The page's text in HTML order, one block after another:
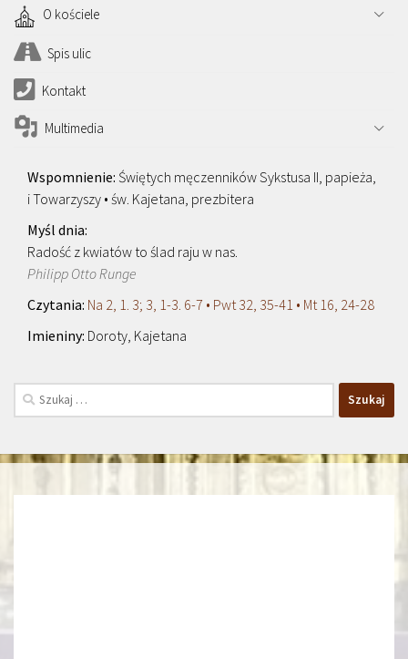
O kościele
Spis ulic
Kontakt
Multimedia
Świętych męczenników Sykstusa II, papieża,
i Towarzyszy • św. Kajetana, prezbitera
Radość z kwiatów to ślad raju w nas.
Philipp Otto Runge
Na 2, 1. 3; 3, 1-3. 6-7 • Pwt 32, 35-41 • Mt 16, 24-28
Doroty, Kajetana
Szukaj: